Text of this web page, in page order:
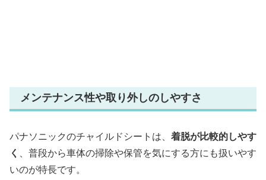
メンテナンス性や取り外しのしやすさ
パナソニックのチャイルドシートは、 着脱が比較的しやす
く
、普段から車体の掃除や保管を気にする方にも扱いやす
いのが特長です。